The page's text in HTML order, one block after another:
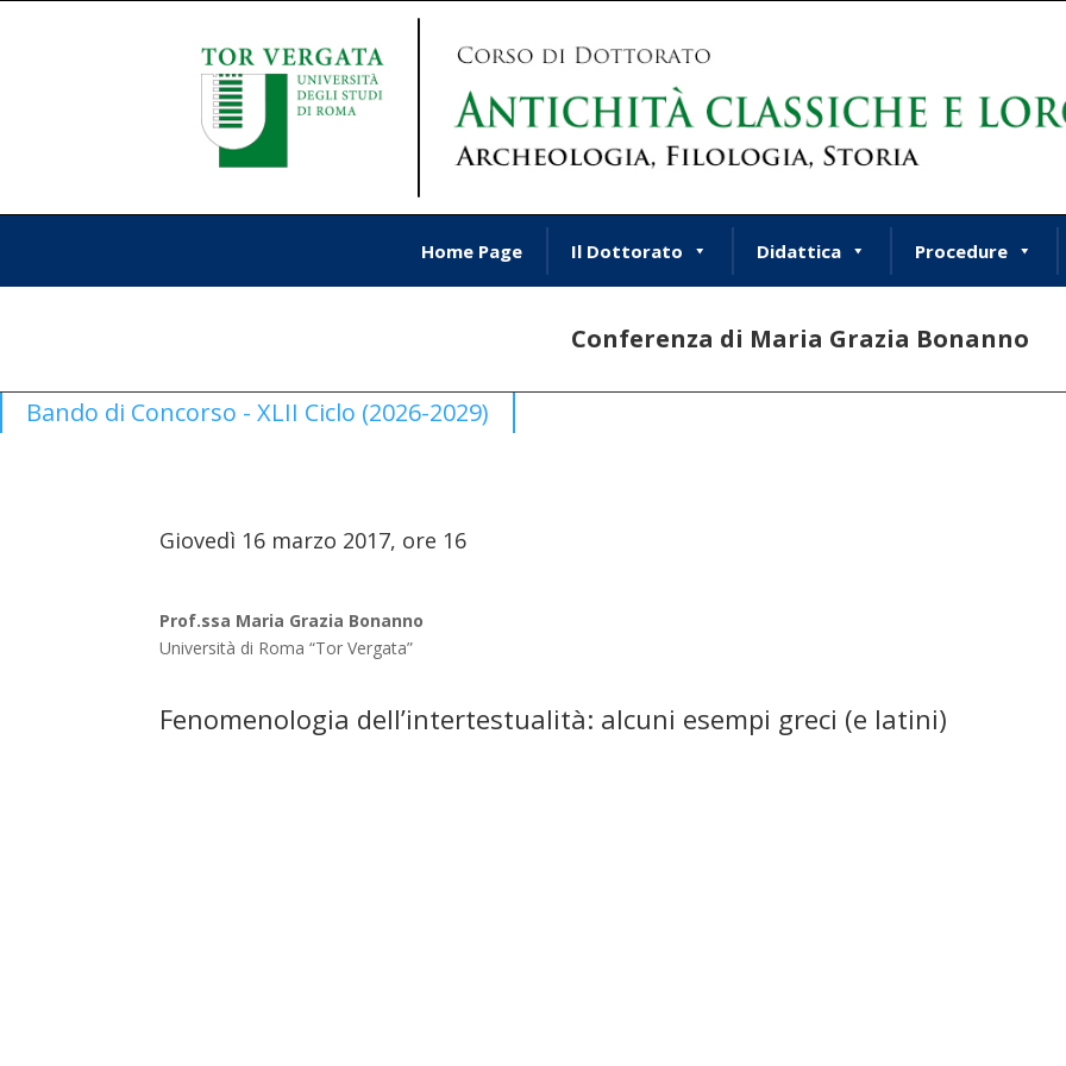
Home Page Il Dottorato Didattica Procedure
Conferenza di Maria Grazia Bonanno
Bando di Concorso - XLII Ciclo (2026-2029)
Giovedì 16 marzo 2017, ore 16
Prof.ssa Maria Grazia Bonanno
Università di Roma “Tor Vergata”
Fenomenologia dell’intertestualità: alcuni esempi greci (e latini)